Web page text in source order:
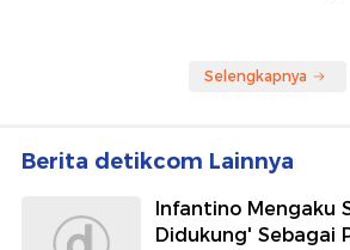
Selengkapnya
Berita detikcom Lainnya
Infantino Mengaku
Didukung' Sebagai